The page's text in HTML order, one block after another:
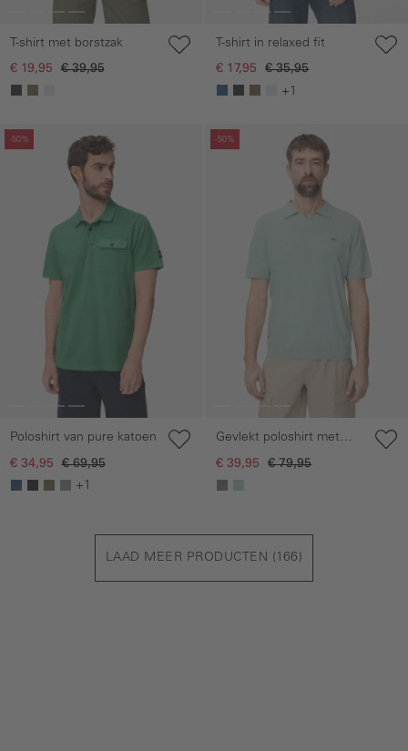
T-shirt met borstzak
€ 19,95 € 39,95
T-shirt in relaxed fit
€ 17,95
€ 35,95
+1
-50%
overslaan
Poloshirt van pure katoen
€ 34,95
€ 69,95
+1
-50%
Galerie overslaan
Gevlekt poloshirt met
korte mouwen van
€ 39,95 € 79,95
LAAD MEER PRODUCTEN ( 166 )